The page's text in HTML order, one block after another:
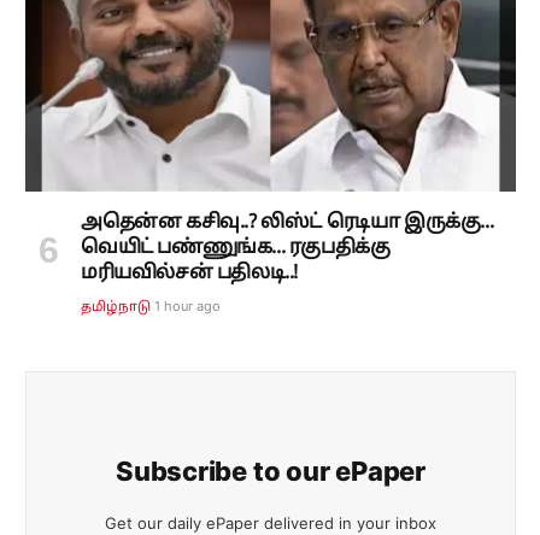
அதென்ன கசிவு..? லிஸ்ட் ரெடியா இருக்கு...
வெயிட் பண்ணுங்க... ரகுபதிக்கு
மரியவில்சன் பதிலடி..!
தமிழ்நாடு 1 hour ago
Subscribe to our ePaper
Get our daily ePaper delivered in your inbox